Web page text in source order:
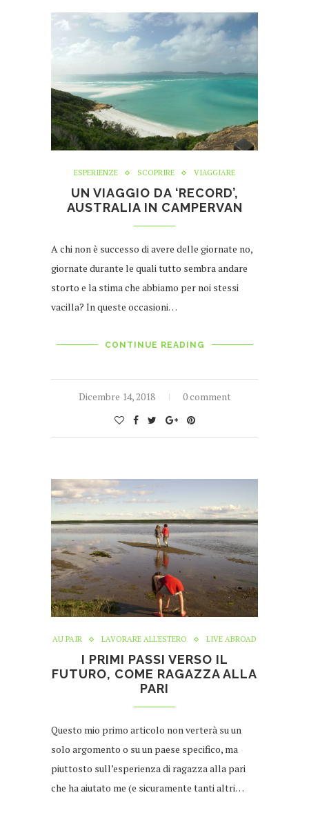
ESPERIENZE SCOPRIRE VIAGGIARE
UN VIAGGIO DA ‘RECORD’,
AUSTRALIA IN CAMPERVAN
A chi non è successo di avere delle giornate no,
giornate durante le quali tutto sembra andare
storto e la stima che abbiamo per noi stessi
vacilla? In queste occasioni…
CONTINUE READING
Dicembre 14, 2018 0 comment
AU PAIR LAVORARE ALL'ESTERO LIVE ABROAD
I PRIMI PASSI VERSO IL
FUTURO, COME RAGAZZA ALLA
PARI
Questo mio primo articolo non verterà su un
solo argomento o su un paese specifico, ma
piuttosto sull’esperienza di ragazza alla pari
che ha aiutato me (e sicuramente tanti altri…